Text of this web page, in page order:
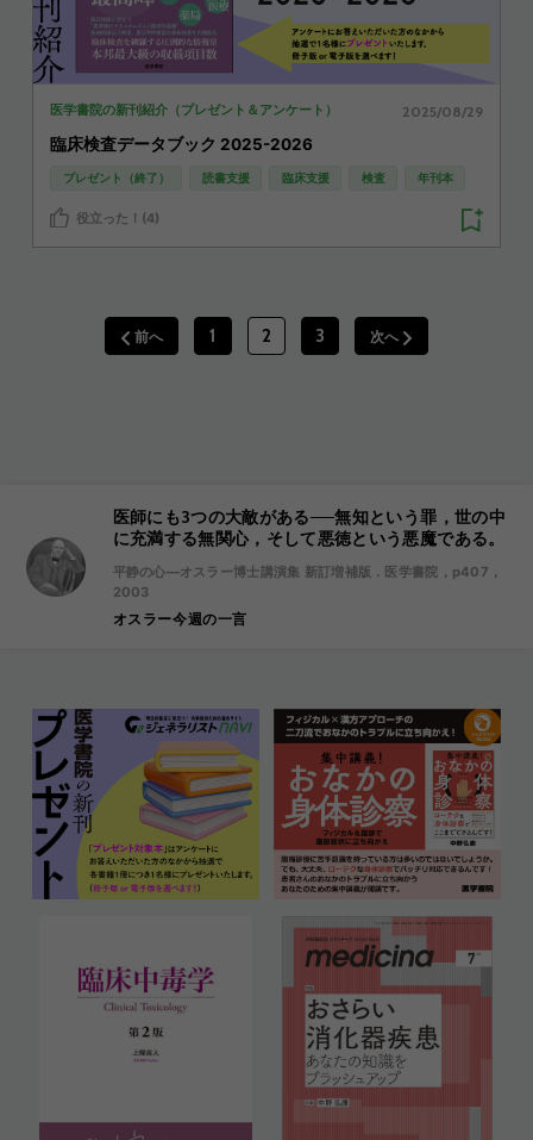
医学書院の新刊紹介（プレゼント＆アンケート） 2025/08/29
臨床検査データブック 2025-2026
プレゼント（終了） 読書支援 臨床支援 検査 年刊本
役立った！(4)
前へ 1 2 3 次へ
医師にも3つの大敵がある──無知という罪，世の中
に充満する無関心，そして悪徳という悪魔である。
平静の心―オスラー博士講演集 新訂増補版．医学書院，p407，
2003
オスラー今週の一言